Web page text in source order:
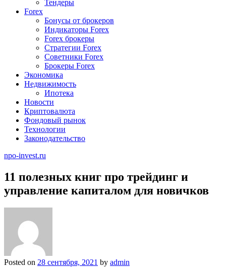
Тендеры
Forex
Бонусы от брокеров
Индикаторы Forex
Forex брокеры
Стратегии Forex
Советники Forex
Брокеры Forex
Экономика
Недвижимость
Ипотека
Новости
Криптовалюта
Фондовый рынок
Технологии
Законодательство
npo-invest.ru
11 полезных книг про трейдинг и
управление капиталом для новичков
Posted on 28 сентября, 2021 by admin